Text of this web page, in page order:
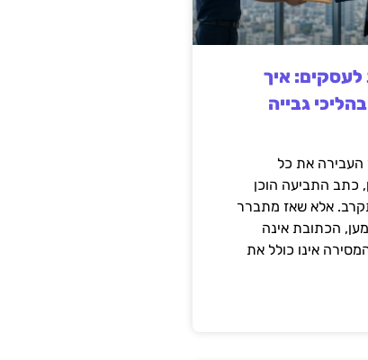
איך
גבייה
את כל
כתב התביעה הוכן
אלא שאז מתברר
הכתובת אינה
אינו כולל את